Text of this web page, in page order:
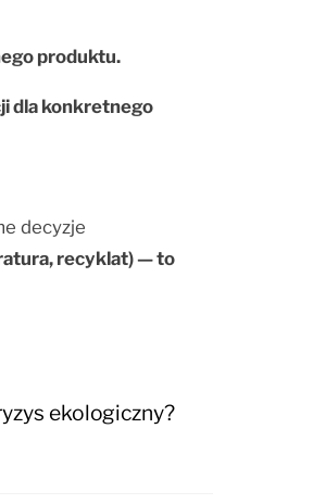
produktu.
dla konkretnego
decyzje
recyklat) — to
ekologiczny?